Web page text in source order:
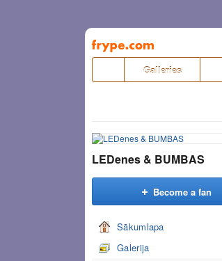
Pāriet
uz
saturu
Galleries
LEDenes & BUMBAS
Become a fan
Sākumlapa
Galerija